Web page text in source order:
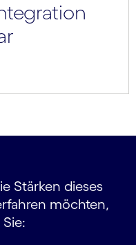
Stärken dieses
möchten,